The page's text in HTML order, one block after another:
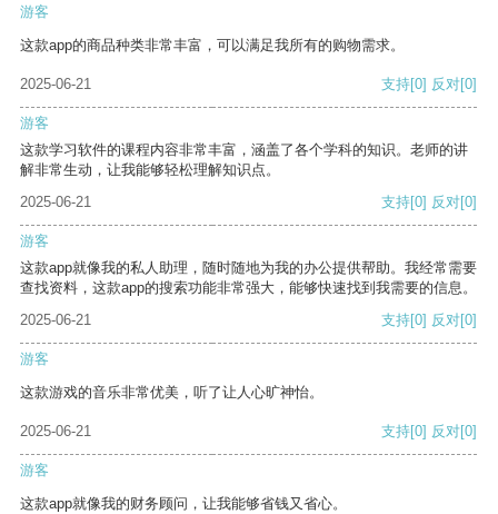
游客
这款app的商品种类非常丰富，可以满足我所有的购物需求。
2025-06-21 支持[0] 反对[0]
游客
这款学习软件的课程内容非常丰富，涵盖了各个学科的知识。老师的讲
解非常生动，让我能够轻松理解知识点。
2025-06-21
支持[0] 反对[0]
游客
这款app就像我的私人助理，随时随地为我的办公提供帮助。我经常需要
查找资料，这款app的搜索功能非常强大，能够快速找到我需要的信息。
2025-06-21
支持[0] 反对[0]
游客
这款游戏的音乐非常优美，听了让人心旷神怡。
2025-06-21 支持[0] 反对[0]
游客
这款app就像我的财务顾问，让我能够省钱又省心。